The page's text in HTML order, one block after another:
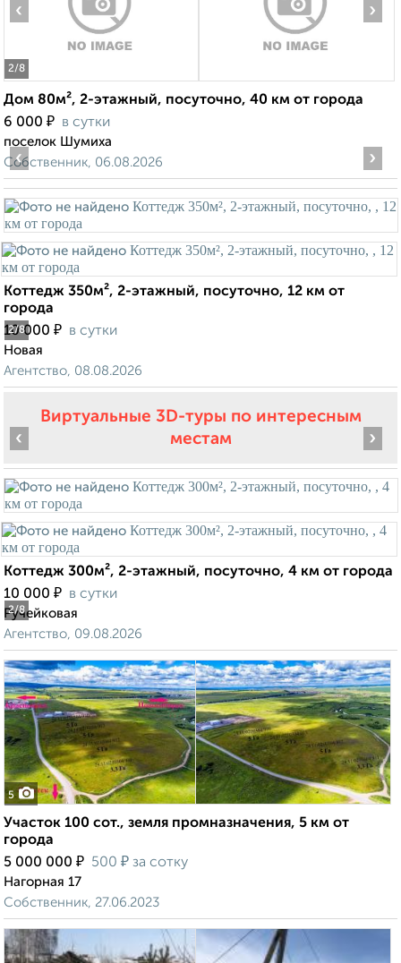
2/8
‹ ›
Дом 80м², 2-этажный, посуточно, 40 км от города
6 000 ₽ в сутки
поселок Шумиха
Собственник, 06.08.2026
2/8
‹ ›
Коттедж 350м², 2-этажный, посуточно, 12 км от
города
10 000 ₽ в сутки
Новая
Агентство, 08.08.2026
Виртуальные 3D-туры по интересным
местам
2/8
‹ ›
Коттедж 300м², 2-этажный, посуточно, 4 км от города
10 000 ₽ в сутки
Ручейковая
Агентство, 09.08.2026
5
Участок 100 сот., земля промназначения, 5 км от
города
5 000 000 ₽ 500 ₽ за сотку
Нагорная 17
Собственник, 27.06.2023